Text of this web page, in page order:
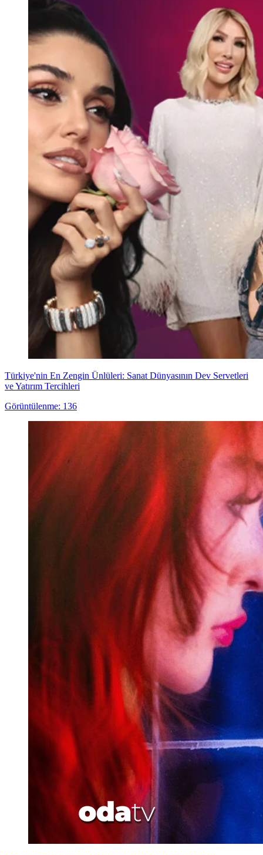
Türkiye'nin En Zengin Ünlüleri: Sanat Dünyasının Dev Servetleri
ve Yatırım Tercihleri
Görüntülenme: 136